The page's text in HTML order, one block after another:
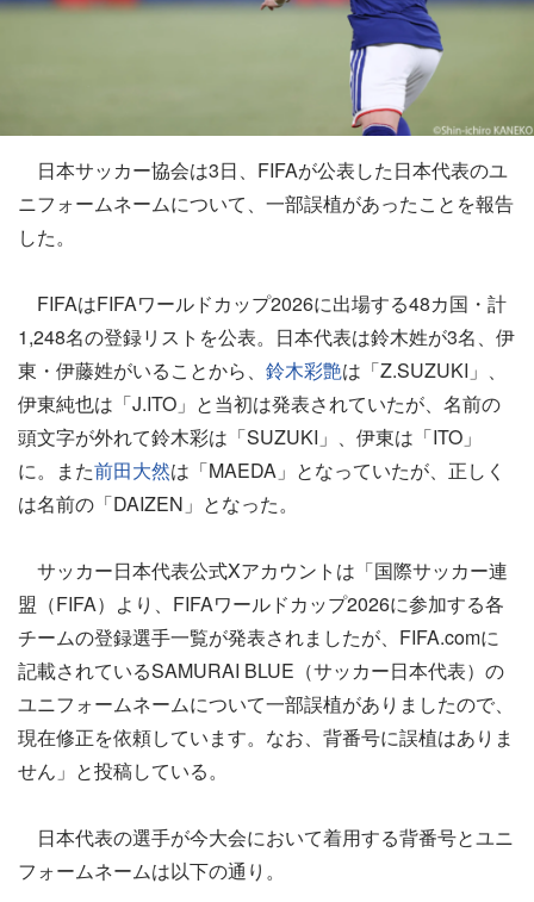
日本サッカー協会は3日、FIFAが公表した日本代表のユ
ニフォームネームについて、一部誤植があったことを報告
した。
FIFAはFIFAワールドカップ2026に出場する48カ国・計
1,248名の登録リストを公表。日本代表は鈴木姓が3名、伊
東・伊藤姓がいることから、 鈴木彩艶は「Z.SUZUKI」、
伊東純也は「J.ITO」と当初は発表されていたが、名前の
頭文字が外れて鈴木彩は「SUZUKI」、伊東は「ITO」
に。また前田大然は「MAEDA」となっていたが、正しく
は名前の「DAIZEN」となった。
サッカー日本代表公式Xアカウントは「国際サッカー連
盟（FIFA）より、FIFAワールドカップ2026に参加する各
チームの登録選手一覧が発表されましたが、FIFA.comに
記載されているSAMURAI BLUE（サッカー日本代表）の
ユニフォームネームについて一部誤植がありましたので、
現在修正を依頼しています。なお、背番号に誤植はありま
せん」と投稿している。
日本代表の選手が今大会において着用する背番号とユニ
フォームネームは以下の通り。